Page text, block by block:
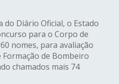
do Diário Oficial, o Estado
para o Corpo de
nomes, para avaliação
de Bombeiro
chamados mais 74